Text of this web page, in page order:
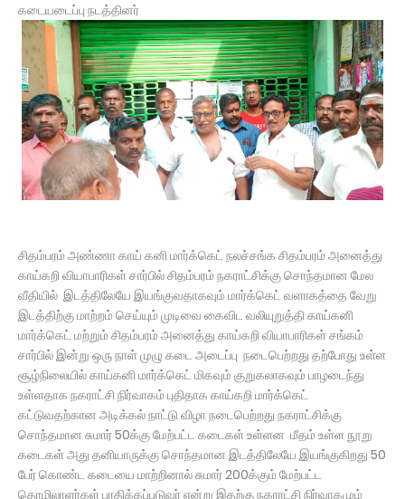
கடையடைப்பு நடத்தினர்
சிதம்பரம் அண்ணா காய் கனி மார்க்கெட் நலச்சங்க சிதம்பரம் அனைத்து
காய்கறி வியாபாரிகள் சார்பில் சிதம்பரம் நகராட்சிக்கு சொந்தமான மேல
வீதியில் இடத்திலேயே இயங்குவதாகவும் மார்க்கெட் வளாகத்தை வேறு
இடத்திற்கு மாற்றம் செய்யும் முடிவை கைவிட வலியுறுத்தி காய்கனி
மார்க்கெட் மற்றும் சிதம்பரம் அனைத்து காய்கறி வியாபாரிகள் சங்கம்
சார்பில் இன்று ஒரு நாள் முழு கடை அடைப்பு நடைபெற்றது தற்போது உள்ள
சூழ்நிலையில் காய்கனி மார்க்கெட் மிகவும் குறுகலாகவும் பாழடைந்து
உள்ளதாக நகராட்சி நிர்வாகம் புதிதாக காய்கறி மார்க்கெட்
கட்டுவதற்கான அடிக்கல் நாட்டு விழா நடைபெற்றது நகராட்சிக்கு
சொந்தமான சுமார் 50க்கு மேற்பட்ட கடைகள் உள்ளன மீதம் உள்ள நூறு
கடைகள் அது தனியாருக்கு சொந்தமான இடத்திலேயே இயங்குகிறது 50
பேர் கொண்ட கடையை மாற்றினால் சுமார் 200க்கும் மேற்பட்ட
தொழிலாளர்கள் பாதிக்கப்படுவர் என்று இதற்கு நகராட்சி நிர்வாகமும்